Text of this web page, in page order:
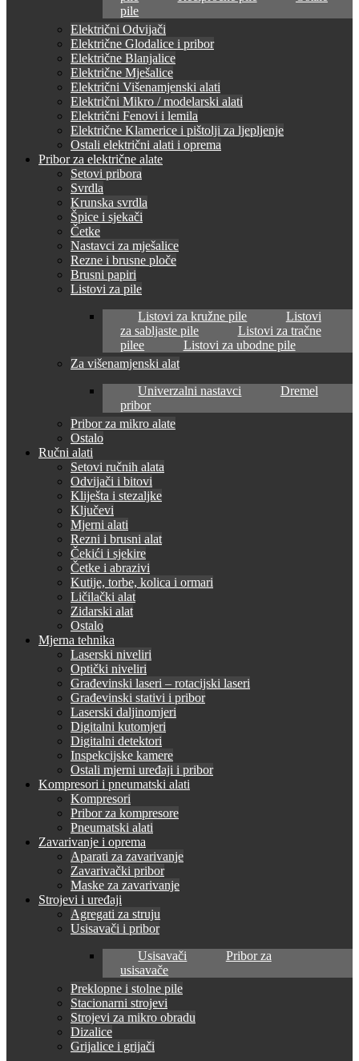
pile
Električni Odvijači
Električne Glodalice i pribor
Električne Blanjalice
Električne Mješalice
Električni Višenamjenski alati
Električni Mikro / modelarski alati
Električni Fenovi i lemila
Električne Klamerice i pištolji za ljepljenje
Ostali električni alati i oprema
Pribor za električne alate
Setovi pribora
Svrdla
Krunska svrdla
Špice i sjekači
Četke
Nastavci za mješalice
Rezne i brusne ploče
Brusni papiri
Listovi za pile
Listovi za kružne pile
Listovi
za sabljaste pile
Listovi za tračne
pilee
Listovi za ubodne pile
Za višenamjenski alat
Univerzalni nastavci
Dremel
pribor
Pribor za mikro alate
Ostalo
Ručni alati
Setovi ručnih alata
Odvijači i bitovi
Kliješta i stezaljke
Ključevi
Mjerni alati
Rezni i brusni alat
Čekići i sjekire
Četke i abrazivi
Kutije, torbe, kolica i ormari
Ličilački alat
Zidarski alat
Ostalo
Mjerna tehnika
Laserski niveliri
Optički niveliri
Građevinski laseri – rotacijski laseri
Građevinski stativi i pribor
Laserski daljinomjeri
Digitalni kutomjeri
Digitalni detektori
Inspekcijske kamere
Ostali mjerni uređaji i pribor
Kompresori i pneumatski alati
Kompresori
Pribor za kompresore
Pneumatski alati
Zavarivanje i oprema
Aparati za zavarivanje
Zavarivački pribor
Maske za zavarivanje
Strojevi i uređaji
Agregati za struju
Usisavači i pribor
Usisavači
Pribor za
usisavače
Preklopne i stolne pile
Stacionarni strojevi
Strojevi za mikro obradu
Dizalice
Grijalice i grijači